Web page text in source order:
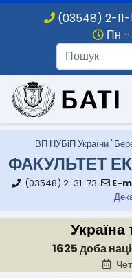
(03548) 2-
Пн -
.
ВП НУБіП України
ФАКУЛЬТЕТ
(03548) 2-31-73 E-
1625 доба